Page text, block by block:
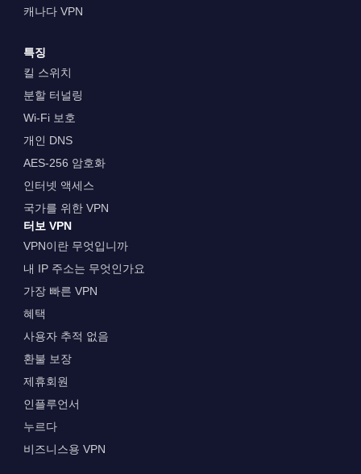
캐나다 VPN
특징
킬 스위치
분할 터널링
Wi-Fi 보호
개인 DNS
AES-256 암호화
인터넷 액세스
국가를 위한 VPN
터보 VPN
VPN이란 무엇입니까
내 IP 주소는 무엇인가요
가장 빠른 VPN
혜택
사용자 추적 없음
환불 보장
제휴회원
인플루언서
누르다
비즈니스용 VPN